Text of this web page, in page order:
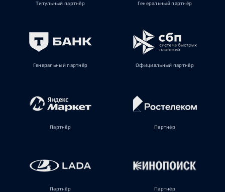
Титульный партнёр Генеральный партнёр
Генеральный партнёр Официальный партнёр
Партнёр Партнёр
Партнёр Партнёр